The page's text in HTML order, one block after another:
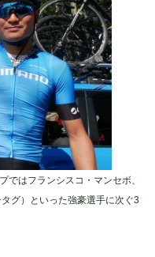
ではフランシスコ・マンセボ、
グ）といった強豪選手に次ぐ3